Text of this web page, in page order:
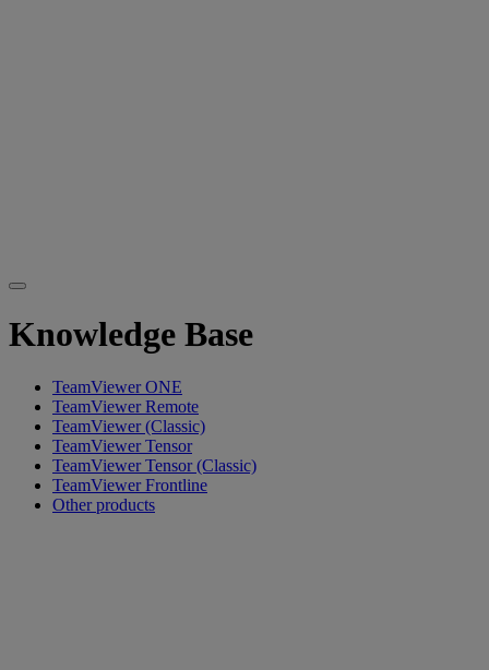
Knowledge Base
TeamViewer ONE
TeamViewer Remote
TeamViewer (Classic)
TeamViewer Tensor
TeamViewer Tensor (Classic)
TeamViewer Frontline
Other products